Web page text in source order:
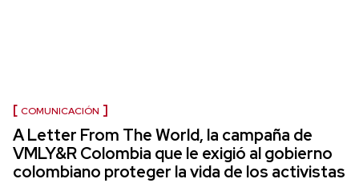
COMUNICACIÓN
A Letter From The World, la campaña de
VMLY&R Colombia que le exigió al gobierno
colombiano proteger la vida de los activistas